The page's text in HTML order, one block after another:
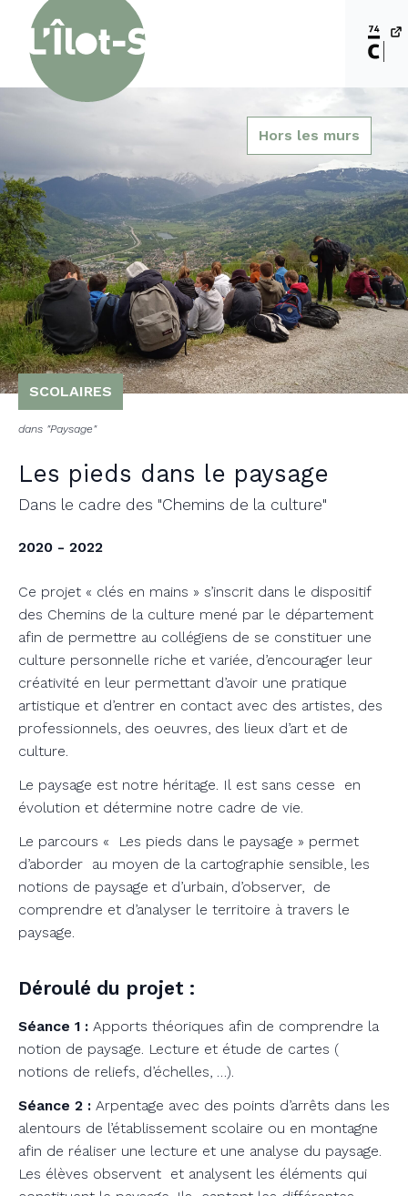
Hors les murs
SCOLAIRES
dans "Paysage"
Les pieds dans le paysage
Dans le cadre des "Chemins de la culture"
2020 - 2022
Ce projet « clés en mains » s’inscrit dans le dispositif
des Chemins de la culture mené par le département
afin de permettre au collégiens de se constituer une
culture personnelle riche et variée, d’encourager leur
créativité en leur permettant d’avoir une pratique
artistique et d’entrer en contact avec des artistes, des
professionnels, des oeuvres, des lieux d’art et de
culture.
Le paysage est notre héritage. Il est sans cesse en
évolution et détermine notre cadre de vie.
Le parcours « Les pieds dans le paysage » permet
d’aborder au moyen de la cartographie sensible, les
notions de paysage et d’urbain, d’observer, de
comprendre et d’analyser le territoire à travers le
paysage.
Déroulé du projet :
Séance 1 : Apports théoriques afin de comprendre la
notion de paysage. Lecture et étude de cartes (
notions de reliefs, d’échelles, …).
Séance 2 : Arpentage avec des points d’arrêts dans les
alentours de l’établissement scolaire ou en montagne
afin de réaliser une lecture et une analyse du paysage.
Les élèves observent et analysent les éléments qui